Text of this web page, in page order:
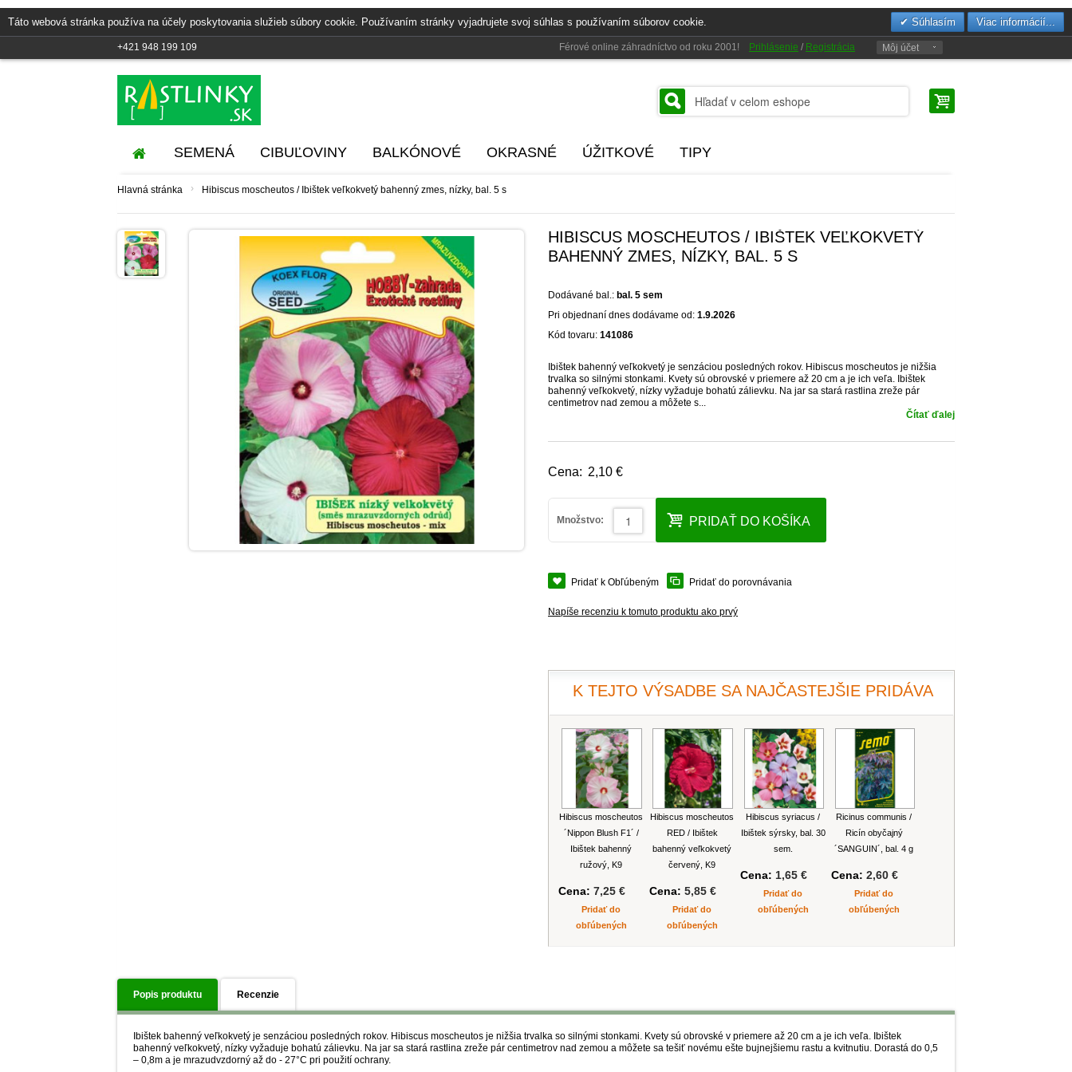
Táto webová stránka používa na účely poskytovania služieb súbory cookie. Používaním stránky vyjadrujete svoj súhlas s používaním súborov cookie. Súhlasím Viac informácií...
+421 948 199 109 Férové online záhradníctvo od roku 2001! Prihlásenie / Registrácia Môj účet
SEMENÁ CIBUĽOVINY BALKÓNOVÉ OKRASNÉ ÚŽITKOVÉ TIPY
Hlavná stránka › Hibiscus moscheutos / Ibištek veľkokvetý bahenný zmes, nízky, bal. 5 s
HIBISCUS MOSCHEUTOS / IBIŠTEK VEĽKOKVETÝ
BAHENNÝ ZMES, NÍZKY, BAL. 5 S
Dodávané bal.: bal. 5 sem
Pri objednaní dnes dodávame od: 1.9.2026
Kód tovaru: 141086
Ibištek bahenný veľkokvetý je senzáciou posledných rokov. Hibiscus moscheutos je nižšia
trvalka so silnými stonkami. Kvety sú obrovské v priemere až 20 cm a je ich veľa. Ibištek
bahenný veľkokvetý, nízky vyžaduje bohatú zálievku. Na jar sa stará rastlina zreže pár
centimetrov nad zemou a môžete s...
Čítať ďalej
Cena: 2,10 €
Množstvo: PRIDAŤ DO KOŠÍKA
Pridať k Obľúbeným Pridať do porovnávania
Napíše recenziu k tomuto produktu ako prvý
K TEJTO VÝSADBE SA NAJČASTEJŠIE PRIDÁVA
Hibiscus moscheutos
´Nippon Blush F1´ /
Ibištek bahenný
ružový, K9
Cena: 7,25 €
Pridať do
obľúbených
Hibiscus moscheutos
RED / Ibištek
bahenný veľkokvetý
červený, K9
Cena: 5,85 €
Pridať do
obľúbených
Hibiscus syriacus /
Ibištek sýrsky, bal. 30
sem.
Cena: 1,65 €
Pridať do
obľúbených
Ricinus communis /
Ricín obyčajný
´SANGUIN´, bal. 4 g
Cena: 2,60 €
Pridať do
obľúbených
Popis produktu Recenzie
Ibištek bahenný veľkokvetý je senzáciou posledných rokov. Hibiscus moscheutos je nižšia trvalka so silnými stonkami. Kvety sú obrovské v priemere až 20 cm a je ich veľa. Ibištek
bahenný veľkokvetý, nízky vyžaduje bohatú zálievku. Na jar sa stará rastlina zreže pár centimetrov nad zemou a môžete sa tešiť novému ešte bujnejšiemu rastu a kvitnutiu. Dorastá do 0,5
– 0,8m a je mrazudvzdorný až do - 27°C pri použití ochrany.